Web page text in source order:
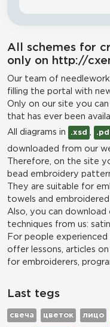
All schemes for
only on http://
Our team of
filling the portal with
Only on our site you
that has ever been
All diagrams in
.xsd
downloaded from our
Therefore, on the site
bead embroidery
They are suitable for
towels and embroidered
Also, you can
techniques from us:
For people
offer lessons, articles
for embroiderers,
Last tegs
свеча цветок лицо